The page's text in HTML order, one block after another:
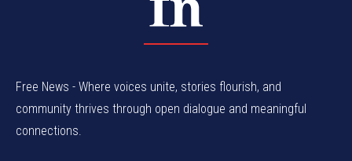
Free News - Where voices unite, stories flourish, and
community thrives through open dialogue and meaningful
connections.